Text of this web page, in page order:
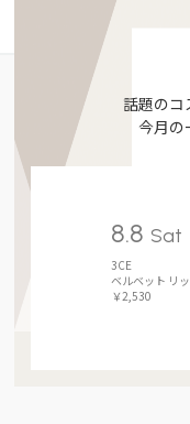
話題のコ
今月の
8.8 Sat
3CE
ベルベット リ
￥2,530